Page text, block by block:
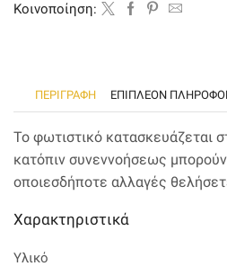
Kοινοποίηση:
ΠΕΡΙΓΡΑΦΉ ΕΠΙΠΛΈΟΝ
Το φωτιστικό κατασκευάζεται
κατόπιν συνεννοήσεως μπορούν
οποιεσδήποτε αλλαγές
Χαρακτηριστικά
Υλικό